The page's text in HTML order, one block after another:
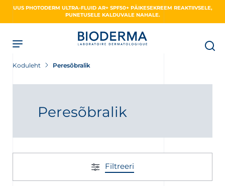
UUS PHOTODERM ULTRA-FLUID AR+ SPF50+ PÄIKESEKREEM REAKTIIVSELE,
PUNETUSELE KALDUVALE NAHALE.
Koduleht Peresõbralik
Peresõbralik
Filtreeri